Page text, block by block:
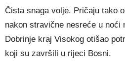
Čista snaga volje. Pričaju tako
nakon stravične nesreće u noći
Dobrinje kraj Visokog otišao
koji su završili u rijeci Bosni.